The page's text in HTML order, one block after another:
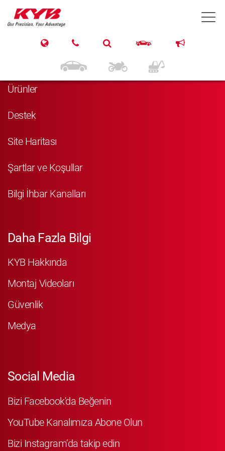
Navigasyon
Ürünler
Destek
Site Haritası
Şartlar ve Koşullar
Bilgi İhbar Kanalları
Daha Fazla Bilgi
KYB Hakkında
Montaj Videoları
Güvenlik
Medya
Social Media
Bizi Facebook'da Beğenin
YouTube Kanalımıza Abone Olun
Bizi Instagram’da takip edin